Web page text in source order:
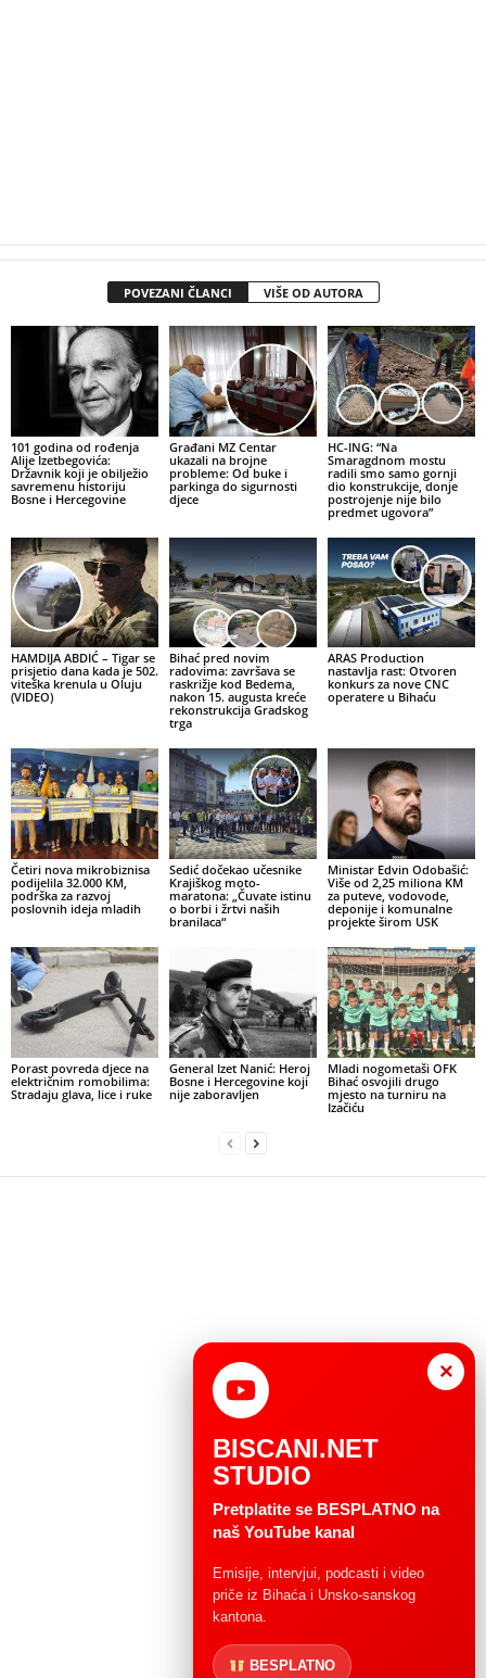
POVEZANI ČLANCI VIŠE OD AUTORA
101 godina od rođenja
Alije Izetbegovića:
Državnik koji je obilježio
savremenu historiju
Bosne i Hercegovine
Građani MZ Centar
ukazali na brojne
probleme: Od buke i
parkinga do sigurnosti
djece
HC-ING: “Na
Smaragdnom mostu
radili smo samo gornji
dio konstrukcije, donje
postrojenje nije bilo
predmet ugovora”
HAMDIJA ABDIĆ – Tigar se
prisjetio dana kada je 502.
viteška krenula u Oluju
(VIDEO)
Bihać pred novim
radovima: završava se
raskrižje kod Bedema,
nakon 15. augusta kreće
rekonstrukcija Gradskog
trga
ARAS Production
nastavlja rast: Otvoren
konkurs za nove CNC
operatere u Bihaću
Četiri nova mikrobiznisa
podijelila 32.000 KM,
podrška za razvoj
poslovnih ideja mladih
Sedić dočekao učesnike
Krajiškog moto-
maratona: „Čuvate istinu
o borbi i žrtvi naših
branilaca“
Ministar Edvin Odobašić:
Više od 2,25 miliona KM
za puteve, vodovode,
deponije i komunalne
projekte širom USK
Porast povreda djece na
električnim romobilima:
Stradaju glava, lice i ruke
General Izet Nanić: Heroj
Bosne i Hercegovine koji
nije zaboravljen
Mladi nogometaši OFK
Bihać osvojili drugo
mjesto na turniru na
Izačiću
×
BISCANI.NET
STUDIO
Pretplatite se BESPLATNO na
naš YouTube kanal
Emisije, intervjui, podcasti i video
priče iz Bihaća i Unsko-sanskog
kantona.
BESPLATNO